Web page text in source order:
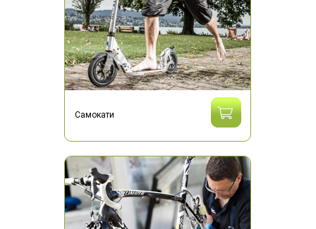
Самокати